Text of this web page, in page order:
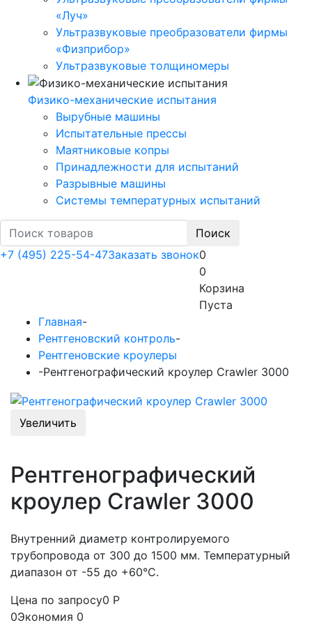
«Луч»
Ультразвуковые преобразователи фирмы
«Физприбор»
Ультразвуковые толщиномеры
Физико-механические испытания
Вырубные машины
Испытательные прессы
Маятниковые копры
Принадлежности для испытаний
Разрывные машины
Системы температурных испытаний
Поиск
+7 (495) 225-54-47Заказать звонок0
0
Корзина
Пуста
Главная-
Рентгеновский контроль-
Рентгеновские кроулеры
-Рентгенографический кроулер Crawler 3000
Увеличить
Рентгенографический
кроулер Crawler 3000
Внутренний диаметр контролируемого
трубопровода от 300 до 1500 мм. Температурный
диапазон от -55 до +60°С.
Цена по запросу0 Р
0Экономия 0